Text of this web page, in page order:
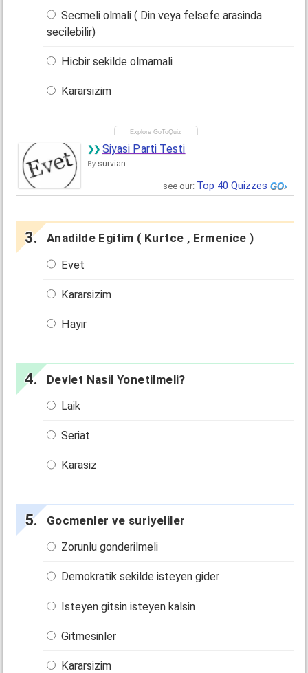
Secmeli olmali ( Din veya felsefe arasinda
secilebilir)
Hicbir sekilde olmamali
Kararsizim
Siyasi Parti Testi
By survian
see our: Top 40 Quizzes
Anadilde Egitim ( Kurtce , Ermenice )
Evet
Kararsizim
Hayir
Devlet Nasil Yonetilmeli?
Laik
Seriat
Karasiz
Gocmenler ve suriyeliler
Zorunlu gonderilmeli
Demokratik sekilde isteyen gider
Isteyen gitsin isteyen kalsin
Gitmesinler
Kararsizim